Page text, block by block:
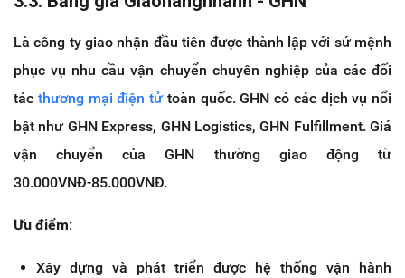
Là công ty giao nhận đầu tiên được thành lập với sứ mệnh
phục vụ nhu cầu vận chuyển chuyên nghiệp của các đối
tác thương mại điện tửtoàn quốc. GHN có các dịch vụ nổi
bật như GHN Express, GHN Logistics, GHN Fulfillment. Giá
vận chuyển của GHN thường giao động từ
30.000VNĐ-85.000VNĐ.
Ưu điểm:
Xây dựng và phát triển được hệ thống vận hành